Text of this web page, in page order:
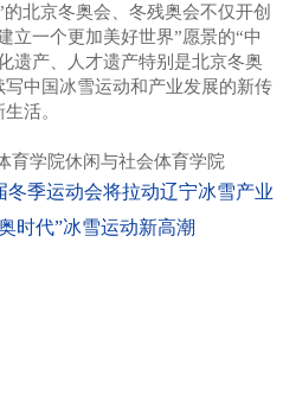
北京冬奥会、冬残奥会不仅开创
立一个更加美好世界”愿景的“中
遗产、人才遗产特别是北京冬奥
中国冰雪运动和产业发展的新传
活。
学院休闲与社会体育学院
冬季运动会将拉动辽宁冰雪产业
时代”冰雪运动新高潮